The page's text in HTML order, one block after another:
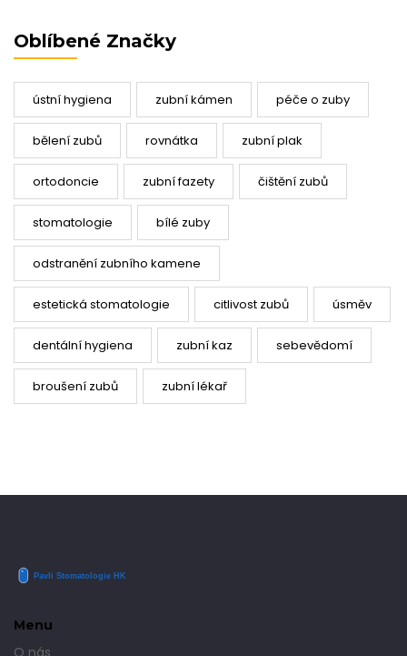
Oblíbené Značky
ústní hygiena zubní kámen péče o zuby
bělení zubů rovnátka zubní plak
ortodoncie zubní fazety čištění zubů
stomatologie bílé zuby
odstranění zubního kamene
estetická stomatologie citlivost zubů úsměv
dentální hygiena zubní kaz sebevědomí
broušení zubů zubní lékař
Menu